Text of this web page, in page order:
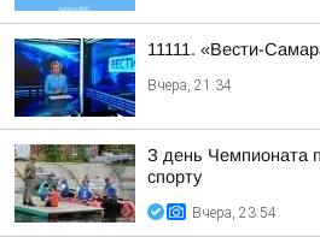
11111. «Вести-
Вчера, 21:34
З день Чемпионата
спорту
Вчера, 23:54